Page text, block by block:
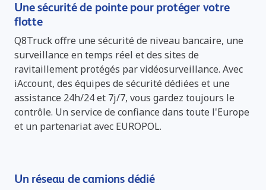
Une sécurité de pointe pour protéger votre
flotte
Q8Truck offre une sécurité de niveau bancaire, une
surveillance en temps réel et des sites de
ravitaillement protégés par vidéosurveillance. Avec
iAccount, des équipes de sécurité dédiées et une
assistance 24h/24 et 7j/7, vous gardez toujours le
contrôle. Un service de confiance dans toute l'Europe
et un partenariat avec EUROPOL.
Un réseau de camions dédié